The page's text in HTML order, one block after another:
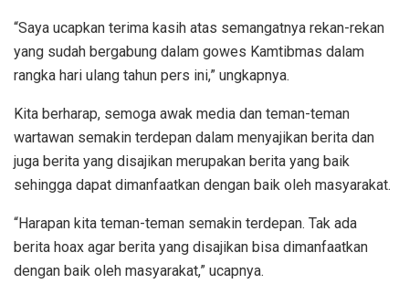
“Saya ucapkan terima kasih atas semangatnya rekan-rekan
yang sudah bergabung dalam gowes Kamtibmas dalam
rangka hari ulang tahun pers ini,” ungkapnya.
Kita berharap, semoga awak media dan teman-teman
wartawan semakin terdepan dalam menyajikan berita dan
juga berita yang disajikan merupakan berita yang baik
sehingga dapat dimanfaatkan dengan baik oleh masyarakat.
“Harapan kita teman-teman semakin terdepan. Tak ada
berita hoax agar berita yang disajikan bisa dimanfaatkan
dengan baik oleh masyarakat,” ucapnya.